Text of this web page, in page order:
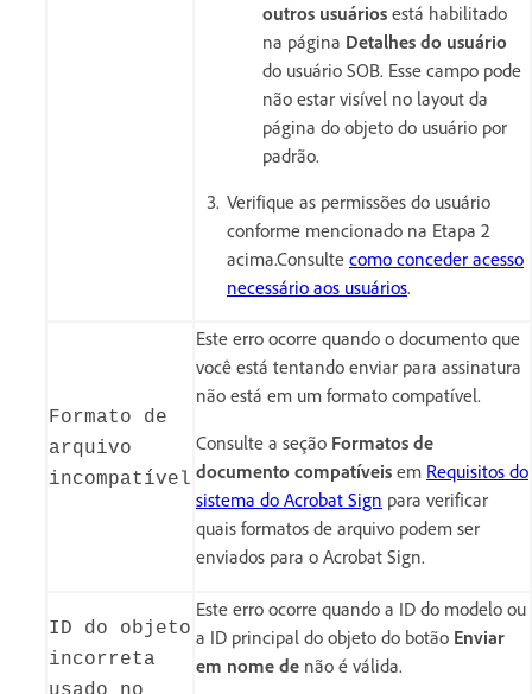
outros usuários está habilitado
na página Detalhes do usuário
do usuário SOB. Esse campo pode
não estar visível no layout da
página do objeto do usuário por
padrão.
Verifique as permissões do usuário
conforme mencionado na Etapa 2
acima.Consulte como conceder acesso
necessário aos usuários.
Formato de
arquivo
incompatível
Este erro ocorre quando o documento que
você está tentando enviar para assinatura
não está em um formato compatível.
Consulte a seção Formatos de
documento compatíveis em Requisitos do
sistema do Acrobat Sign para verificar
quais formatos de arquivo podem ser
enviados para o Acrobat Sign.
ID do objeto
incorreta
Este erro ocorre quando a ID do modelo ou
a ID principal do objeto do botão Enviar
em nome de não é válida.